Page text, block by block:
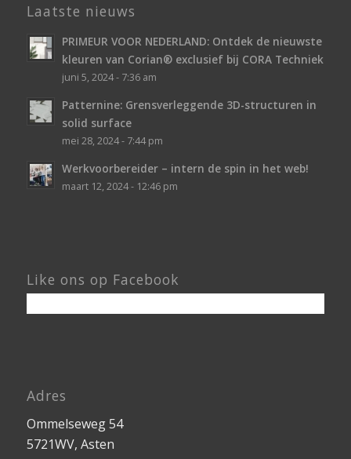
Laatste nieuws
PRIMEUR VOOR NEDERLAND: Ontdek de nieuwste
kleuren van Corian® exclusief bij CORA Techniek
juni 5, 2024 - 7:36 am
Patternine: Grensverleggende 3D-structuren in
solid surface
mei 28, 2024 - 7:44 pm
Werkvoorbereider – intern de spin in het web!
maart 12, 2024 - 12:46 pm
Like ons op Facebook
Adres
Ommelseweg 54
5721WV, Asten